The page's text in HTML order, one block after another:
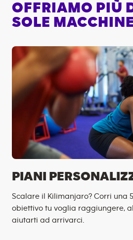
OFFRIAMO PIÙ
SOLE MACCHINE
PIANI
Scalare il Kilimanjaro? Corri una
obiettivo tu voglia raggiungere,
aiutarti ad arrivarci.